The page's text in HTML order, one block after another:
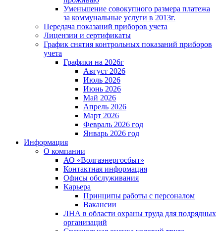
Уменьшение совокупного размера платежа
за коммунальные услуги в 2013г.
Передача показаний приборов учета
Лицензии и сертификаты
График снятия контрольных показаний приборов
учета
Графики на 2026г
Август 2026
Июль 2026
Июнь 2026
Май 2026
Апрель 2026
Март 2026
Февраль 2026 год
Январь 2026 год
Информация
О компании
АО «Волгаэнергосбыт»
Контактная информация
Офисы обслуживания
Карьера
Принципы работы с персоналом
Вакансии
ЛНА в области охраны труда для подрядных
организаций